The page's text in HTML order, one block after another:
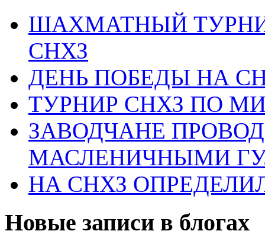
ШАХМАТНЫЙ
СНХЗ
ДЕНЬ ПОБЕДЫ НА
ТУРНИР СНХЗ ПО
ЗАВОДЧАНЕ
МАСЛЕНИЧНЫМИ
НА СНХЗ
Новые записи в блогах